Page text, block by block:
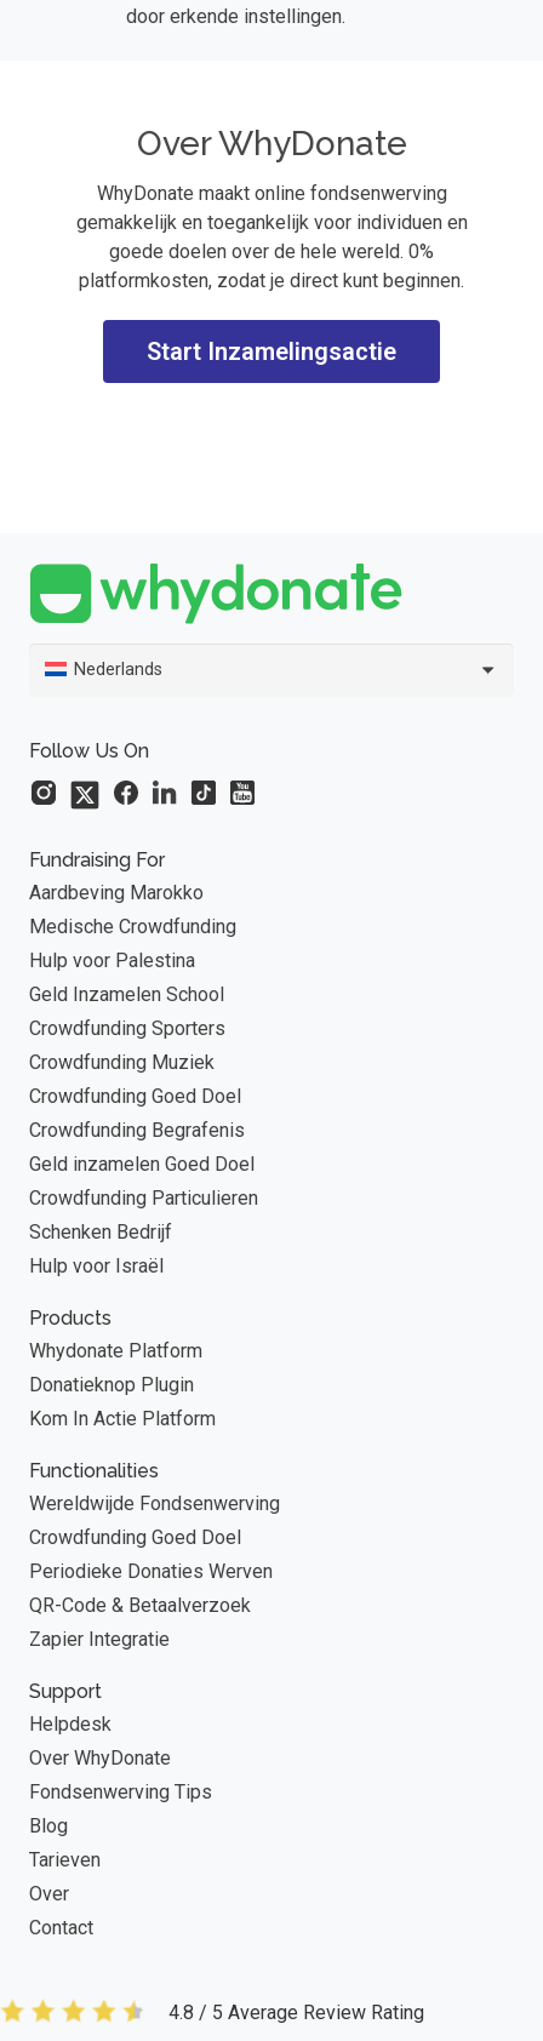
door erkende instellingen.
Over WhyDonate
WhyDonate maakt online fondsenwerving
gemakkelijk en toegankelijk voor individuen en
goede doelen over de hele wereld. 0%
platformkosten, zodat je direct kunt beginnen.
Start Inzamelingsactie
Nederlands
Follow Us On
Fundraising For
Aardbeving Marokko
Medische Crowdfunding
Hulp voor Palestina
Geld Inzamelen School
Crowdfunding Sporters
Crowdfunding Muziek
Crowdfunding Goed Doel
Crowdfunding Begrafenis
Geld inzamelen Goed Doel
Crowdfunding Particulieren
Schenken Bedrijf
Hulp voor Israël
Products
Whydonate Platform
Donatieknop Plugin
Kom In Actie Platform
Functionalities
Wereldwijde Fondsenwerving
Crowdfunding Goed Doel
Periodieke Donaties Werven
QR-Code & Betaalverzoek
Zapier Integratie
Support
Helpdesk
Over WhyDonate
Fondsenwerving Tips
Blog
Tarieven
Over
Contact
4.8 / 5 Average Review Rating